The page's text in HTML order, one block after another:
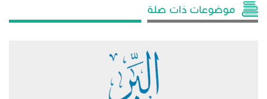
موضوعات ذات صلة